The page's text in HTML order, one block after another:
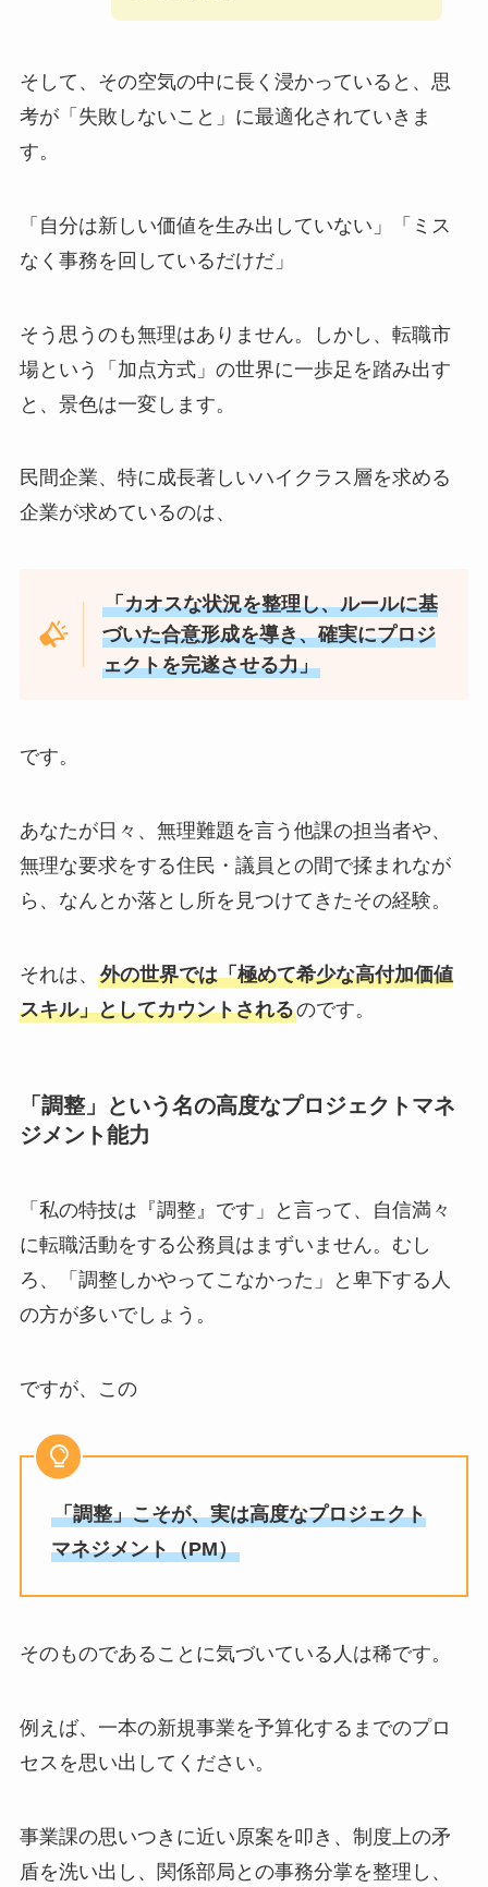
そして、その空気の中に長く浸かっていると、思
考が「失敗しないこと」に最適化されていきま
す。
「自分は新しい価値を生み出していない」「ミス
なく事務を回しているだけだ」
そう思うのも無理はありません。しかし、転職市
場という「加点方式」の世界に一歩足を踏み出す
と、景色は一変します。
民間企業、特に成長著しいハイクラス層を求める
企業が求めているのは、
「カオスな状況を整理し、ルールに基
づいた合意形成を導き、確実にプロジ
ェクトを完遂させる力」
です。
あなたが日々、無理難題を言う他課の担当者や、
無理な要求をする住民・議員との間で揉まれなが
ら、なんとか落とし所を見つけてきたその経験。
それは、 外の世界では「極めて希少な高付加価値
スキル」としてカウントされるのです。
「調整」という名の高度なプロジェクトマネ
ジメント能力
「私の特技は『調整』です」と言って、自信満々
に転職活動をする公務員はまずいません。むし
ろ、「調整しかやってこなかった」と卑下する人
の方が多いでしょう。
ですが、この
「調整」こそが、実は高度なプロジェクト
マネジメント（PM）
そのものであることに気づいている人は稀です。
例えば、一本の新規事業を予算化するまでのプロ
セスを思い出してください。
事業課の思いつきに近い原案を叩き、制度上の矛
盾を洗い出し、関係部局との事務分掌を整理し、